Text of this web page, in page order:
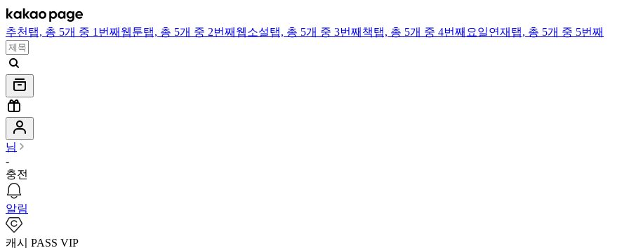
추천 탭, 총 5개 중 1번째 웹툰탭, 총 5개 중 2번째 웹소설탭, 총 5개 중 3번째 책탭, 총 5개 중 4번째 요일연재 탭, 총 5개 중 5번째
님
-
충전
알림
캐시 PASS VIP